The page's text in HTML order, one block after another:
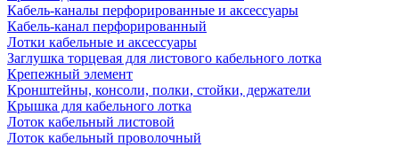
Кабель-каналы перфорированные и аксессуары
Кабель-канал перфорированный
Лотки кабельные и аксессуары
Заглушка торцевая для листового кабельного лотка
Крепежный элемент
Кронштейны, консоли, полки, стойки, держатели
Крышка для кабельного лотка
Лоток кабельный листовой
Лоток кабельный проволочный